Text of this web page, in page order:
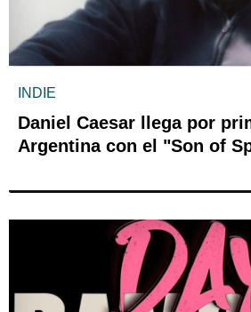
INDIE
Daniel Caesar llega por
Argentina con el "Son of